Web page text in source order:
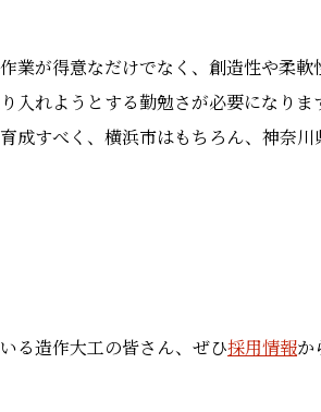
が得意なだけでなく、創造性や柔軟
入れようとする勤勉さが必要になりま
成すべく、横浜市はもちろん、神奈
る造作大工の皆さん、ぜひ採用情報か